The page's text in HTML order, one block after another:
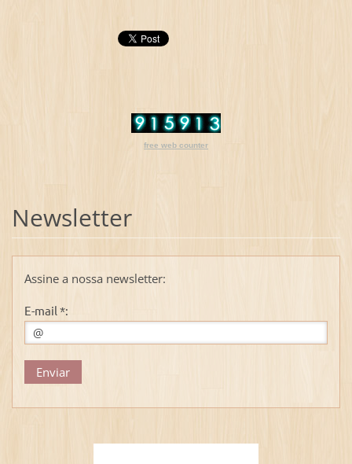
free web counter
Newsletter
Assine a nossa newsletter:
E-mail *: